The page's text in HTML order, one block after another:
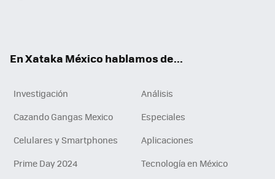
En Xataka México hablamos de...
Investigación
Análisis
Cazando Gangas Mexico
Especiales
Celulares y Smartphones
Aplicaciones
Prime Day 2024
Tecnología en México